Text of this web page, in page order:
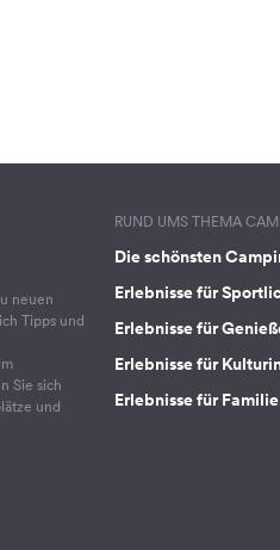
neuen
Tipps und
Sie sich
und
RUND UMS THEMA
Die schönsten
Erlebnisse für
Erlebnisse für
Erlebnisse für
Erlebnisse für